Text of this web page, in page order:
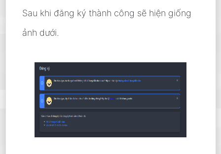
Sau khi đăng ký thành công sẽ hiện giống
ảnh dưới.